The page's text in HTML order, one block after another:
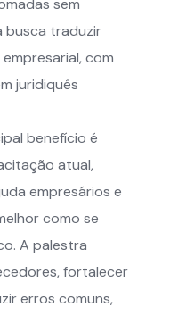
sem
busca traduzir
com
juridiquês
benefício é
atual,
empresários e
como se
A palestra
fortalecer
erros comuns,